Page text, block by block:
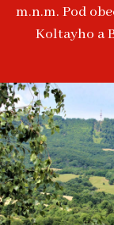
m.n.m. Pod
Koltayho a